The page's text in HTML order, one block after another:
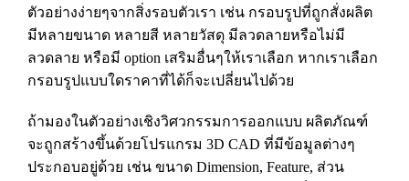
ตัวอย่างง่ายๆจากสิ่งรอบตัวเรา เช่น กรอบรูปที่ถูกสั่งผลิต
มีหลายขนาด หลายสี หลายวัสดุ มีลวดลายหรือไม่มี
ลวดลาย หรือมี option เสริมอื่นๆให้เราเลือก หากเราเลือก
กรอบรูปแบบใดราคาที่ได้ก็จะเปลี่ยนไปด้วย
ถ้ามองในตัวอย่างเชิงวิศวกรรมการออกแบบ ผลิตภัณฑ์
จะถูกสร้างขึ้นด้วยโปรแกรม 3D CAD ที่มีข้อมูลต่างๆ
ประกอบอยู่ด้วย เช่น ขนาด Dimension, Feature, ส่วน